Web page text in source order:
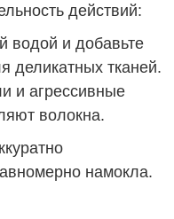
действий:
водой и добавьте
деликатных тканей.
и агрессивные
волокна.
намокла.